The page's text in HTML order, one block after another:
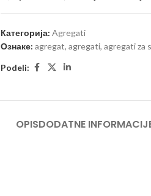
Категорија: Agregati
Ознаке: agregat, agregati, agregati za
Podeli:
OPISDODATNE